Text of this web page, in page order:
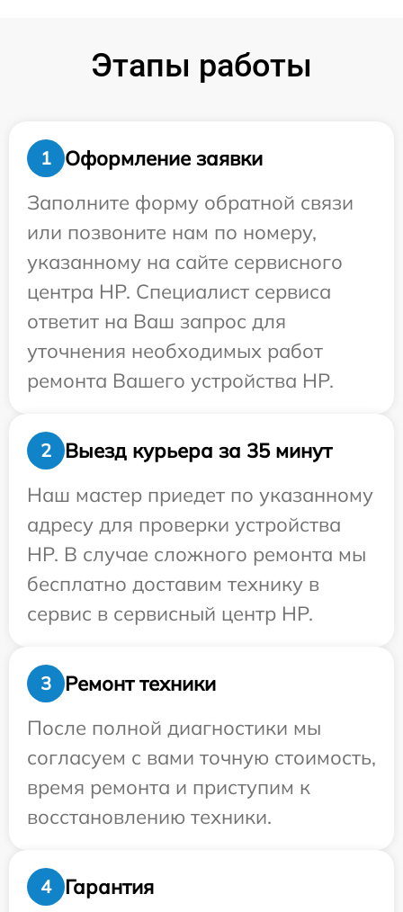
Этапы работы
1
Оформление заявки
Заполните форму обратной связи
или позвоните нам по номеру,
указанному на сайте сервисного
центра HP. Специалист сервиса
ответит на Ваш запрос для
уточнения необходимых работ
ремонта Вашего устройства HP.
2
Выезд курьера за 35 минут
Наш мастер приедет по указанному
адресу для проверки устройства
HP. В случае сложного ремонта мы
бесплатно доставим технику в
сервис в сервисный центр HP.
3
Ремонт техники
После полной диагностики мы
согласуем с вами точную стоимость,
время ремонта и приступим к
восстановлению техники.
4 Гарантия